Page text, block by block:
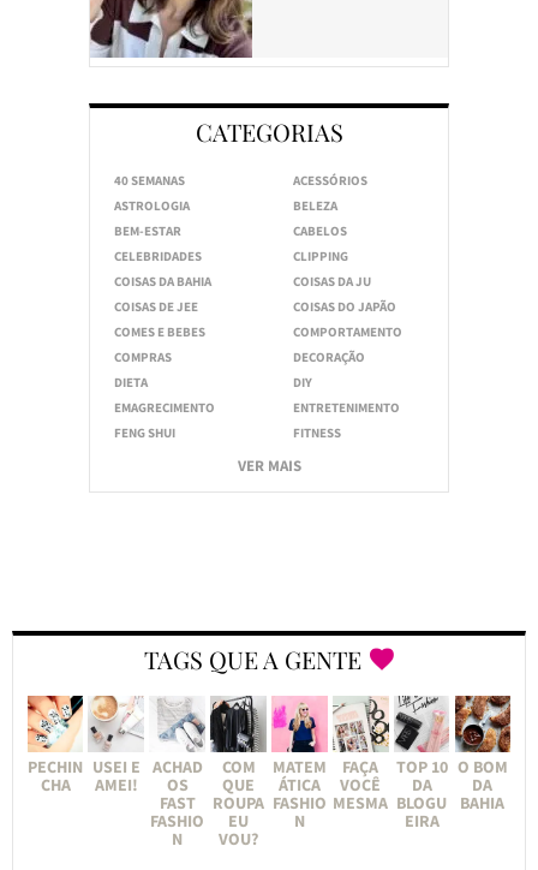
CATEGORIAS
40 SEMANAS
ACESSÓRIOS
ASTROLOGIA
BELEZA
BEM-ESTAR
CABELOS
CELEBRIDADES
CLIPPING
COISAS DA BAHIA
COISAS DA JU
COISAS DE JEE
COISAS DO JAPÃO
COMES E BEBES
COMPORTAMENTO
COMPRAS
DECORAÇÃO
DIETA
DIY
EMAGRECIMENTO
ENTRETENIMENTO
FENG SHUI
FITNESS
VER MAIS
TAGS QUE A GENTE
PECHIN
CHA
USEI E
AMEI!
ACHAD
OS
FAST
FASHIO
N
COM
QUE
ROUPA
EU
VOU?
MATEM
ÁTICA
FASHIO
N
FAÇA
VOCÊ
MESMA
TOP 10
DA
BLOGU
EIRA
O BOM
DA
BAHIA